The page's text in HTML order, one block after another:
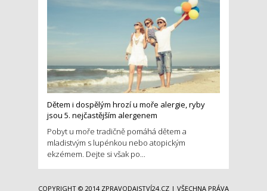
Dětem i dospělým hrozí u moře alergie, ryby
jsou 5. nejčastějším alergenem
Pobyt u moře tradičně pomáhá dětem a
mladistvým s lupénkou nebo atopickým
ekzémem. Dejte si však po...
COPYRIGHT © 2014 ZPRAVODAJSTVÍ24.CZ | VŠECHNA PRÁVA